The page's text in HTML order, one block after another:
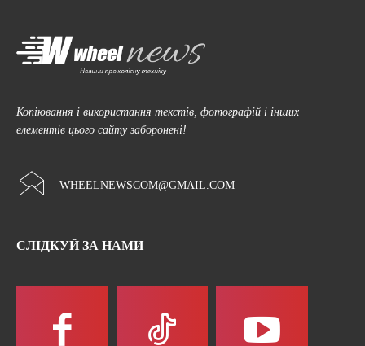
Копіювання і використання текстів, фотографій і інших
елементів цього сайту заборонені!
WHEELNEWSCOM@GMAIL.COM
СЛІДКУЙ ЗА НАМИ